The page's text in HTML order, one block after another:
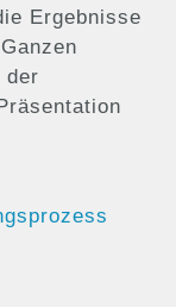
Ergebnisse
der